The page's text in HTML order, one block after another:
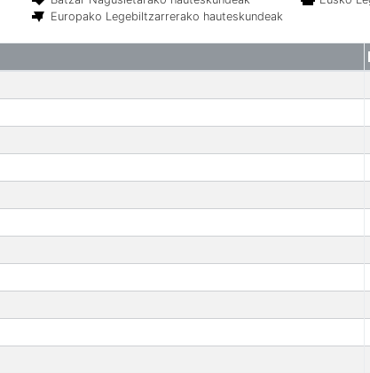
Europako Legebiltzarrerako hauteskundeak